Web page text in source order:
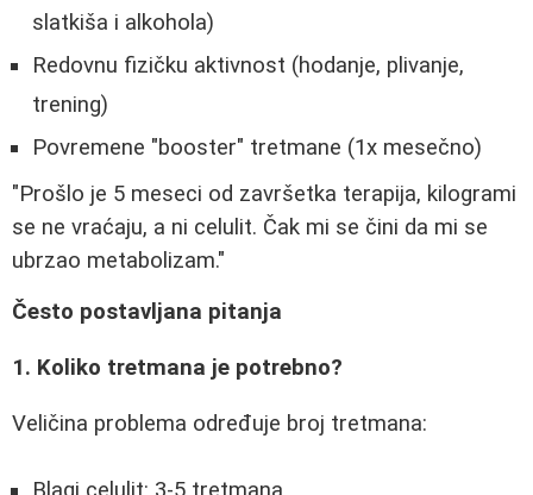
slatkiša i alkohola)
Redovnu fizičku aktivnost (hodanje, plivanje,
trening)
Povremene "booster" tretmane (1x mesečno)
"Prošlo je 5 meseci od završetka terapija, kilogrami
se ne vraćaju, a ni celulit. Čak mi se čini da mi se
ubrzao metabolizam."
Često postavljana pitanja
1. Koliko tretmana je potrebno?
Veličina problema određuje broj tretmana: